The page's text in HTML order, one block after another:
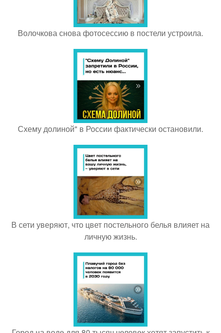
Волочкова снова фотосессию в постели устроила.
Схему долиной" в России фактически остановили.
В сети уверяют, что цвет постельного белья влияет на
личную жизнь.